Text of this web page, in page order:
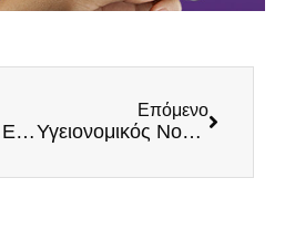
Συμμετοχή των ΕΛΛΗΝΩΝ σε νέα μεγάλη προσφορά τροφίμων στην Εύβοια
Επόμενο
Υγειονομικός Νοσοκομείου Βέροιας: Η υποχρεωτικότητα στα εμβόλια θα φέρει στέρηση κι άλλων ελευθεριών μας